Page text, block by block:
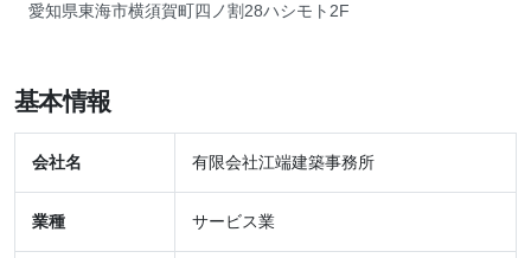
愛知県東海市横須賀町四ノ割28ハシモト2F
基本情報
会社名 有限会社江端建築事務所
業種 サービス業